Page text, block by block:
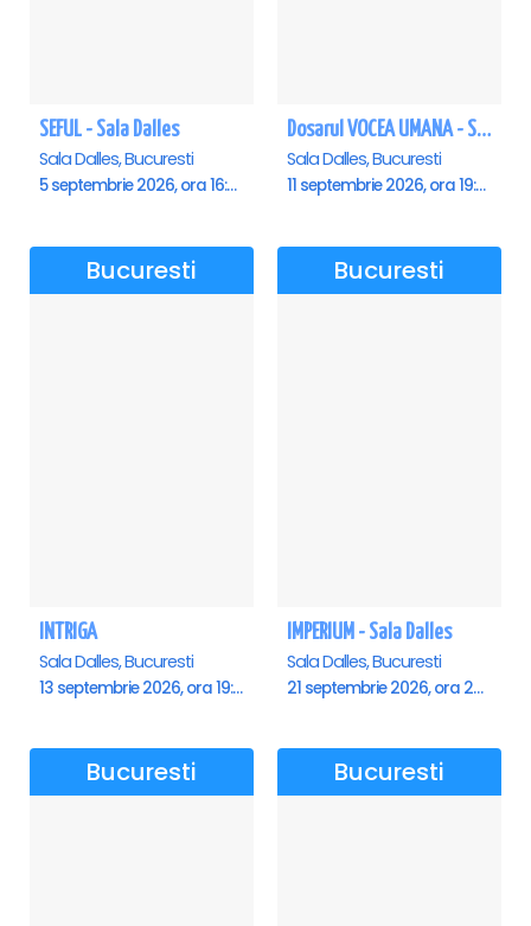
SEFUL - Sala Dalles
Sala Dalles, Bucuresti
5 septembrie 2026, ora 16:00
Dosarul VOCEA UMANA - Sala Dalles
Sala Dalles, Bucuresti
11 septembrie 2026, ora 19:30
Bucuresti
INTRIGA
Sala Dalles, Bucuresti
13 septembrie 2026, ora 19:00
Bucuresti
IMPERIUM - Sala Dalles
Sala Dalles, Bucuresti
21 septembrie 2026, ora 20:00
Bucuresti Bucuresti